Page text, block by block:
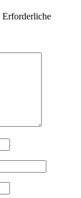
Erforderliche